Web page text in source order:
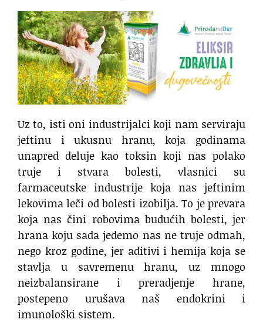
Uz to, isti oni industrijalci koji nam serviraju
jeftinu i ukusnu hranu, koja godinama
unapred deluje kao toksin koji nas polako
truje i stvara bolesti, vlasnici su
farmaceutske industrije koja nas jeftinim
lekovima leči od bolesti izobilja. To je prevara
koja nas čini robovima budućih bolesti, jer
hrana koju sada jedemo nas ne truje odmah,
nego kroz godine, jer aditivi i hemija koja se
stavlja u savremenu hranu, uz mnogo
neizbalansirane i preradjenje hrane,
postepeno urušava naš endokrini i
imunološki sistem.